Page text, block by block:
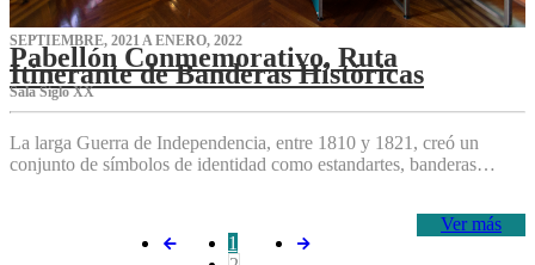
SEPTIEMBRE, 2021 A ENERO, 2022
Pabellón Conmemorativo, Ruta
Itinerante de Banderas Históricas
Sala Siglo XX
La larga Guerra de Independencia, entre 1810 y 1821, creó un
conjunto de símbolos de identidad como estandartes, banderas…
Ver más
1